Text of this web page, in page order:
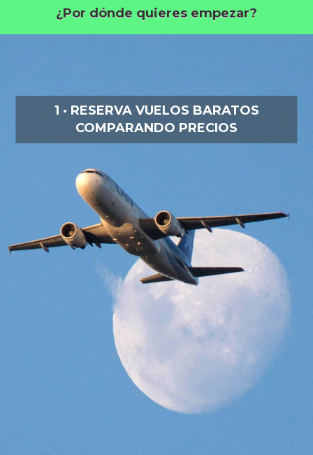
¿Por dónde quieres empezar?
1 · RESERVA VUELOS BARATOS
COMPARANDO PRECIOS